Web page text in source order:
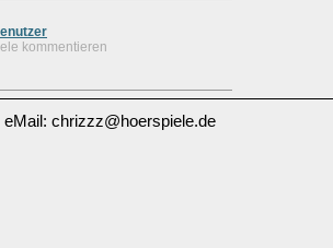
kommentieren
| eMail: chrizzz@hoerspiele.de